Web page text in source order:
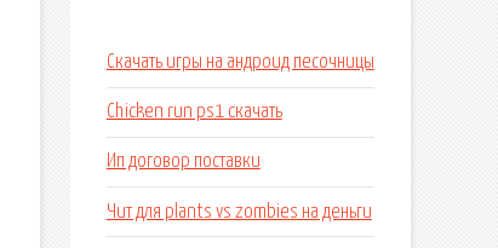
Скачать игры на андроид песочницы
Chicken run ps1 скачать
Ип договор поставки
Чит для plants vs zombies на деньги